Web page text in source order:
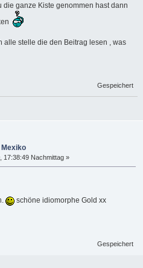
ganze Kiste genommen hast dann
alle stelle die den Beitrag lesen , was
Gespeichert
Mexiko
17:38:49 Nachmittag »
schöne idiomorphe Gold xx
Gespeichert